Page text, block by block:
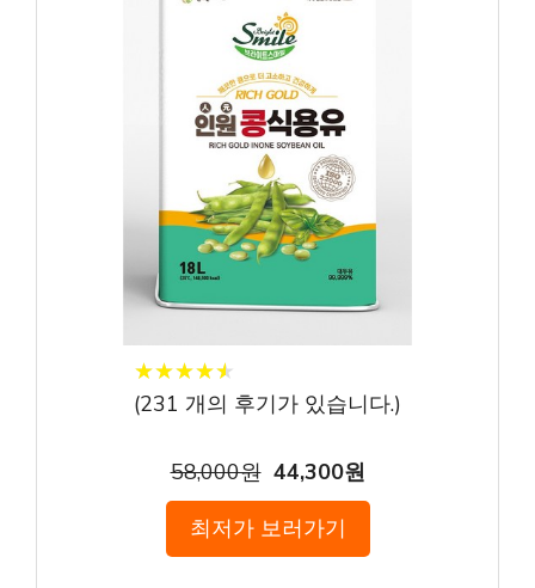
★★★★★
★★★★★
(231 개의 후기가 있습니다.)
58,000원 44,300원
최저가 보러가기